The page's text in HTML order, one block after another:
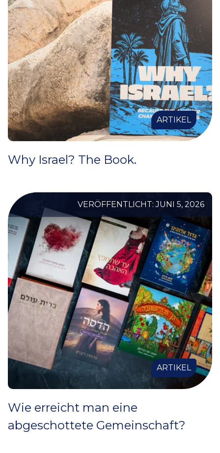
ARTIKEL
Why Israel? The Book.
VERÖFFENTLICHT: JUNI 5, 2026
ARTIKEL
Wie erreicht man eine
abgeschottete Gemeinschaft?